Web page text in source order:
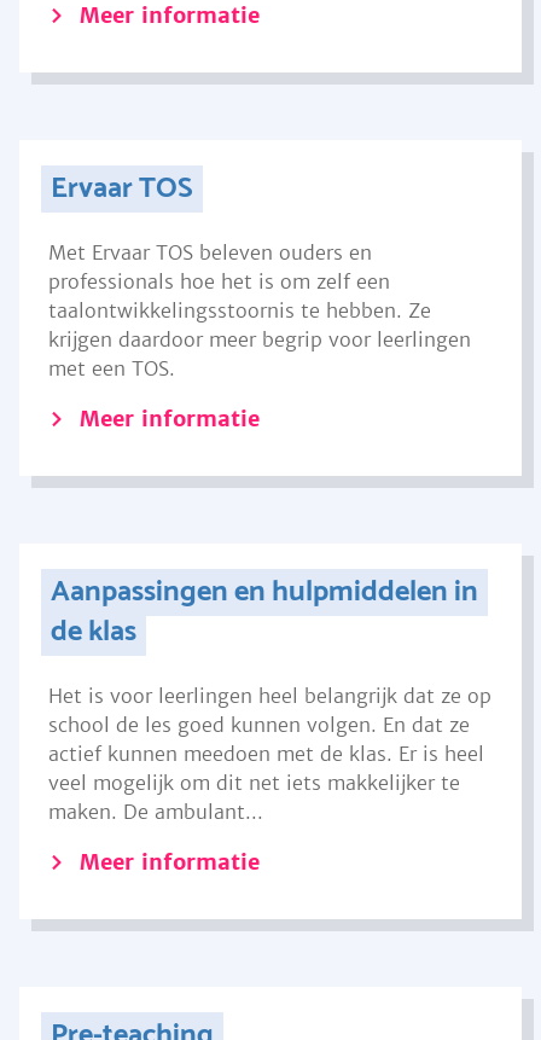
Meer informatie
Ervaar TOS
Met Ervaar TOS beleven ouders en
professionals hoe het is om zelf een
taalontwikkelingsstoornis te hebben. Ze
krijgen daardoor meer begrip voor leerlingen
met een TOS.
Meer informatie
Aanpassingen en hulpmiddelen in
de klas
Het is voor leerlingen heel belangrijk dat ze op
school de les goed kunnen volgen. En dat ze
actief kunnen meedoen met de klas. Er is heel
veel mogelijk om dit net iets makkelijker te
maken. De ambulant...
Meer informatie